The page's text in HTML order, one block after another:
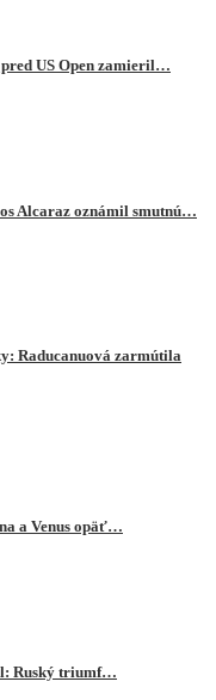
US Open zamieril…
Alcaraz oznámil smutnú…
Raducanuová zarmútila
a Venus opäť…
Ruský triumf…